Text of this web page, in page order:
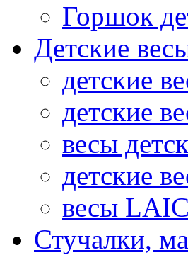
Горшок
Детские
детские
детские
весы
детские
весы
Стучалки,